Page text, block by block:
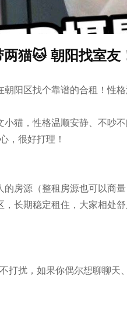
猫🐱 朝阳找室友
朝阳区找个靠谱的合租！性
小猫，性格温顺安静、不吵
，很好打理！
的房源（整租房源也可以商量
，长期稳定租住，大家相处舒
打扰，如果你偶尔想聊聊天